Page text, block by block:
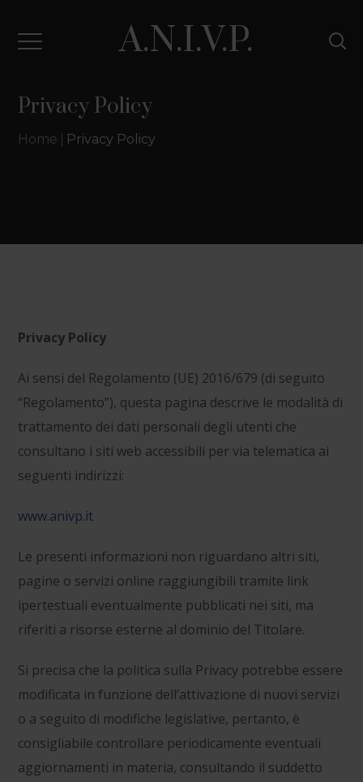
A.N.I.V.P.
Privacy Policy
Home Privacy Policy
Privacy Policy
Ai sensi del Regolamento (UE) 2016/679 (di seguito
“Regolamento”), questa pagina descrive le modalità di
trattamento dei dati personali degli utenti che
consultano i siti web accessibili per via telematica ai
seguenti indirizzi:
www.anivp.it
Le presenti informazioni non riguardano altri siti,
pagine o servizi online raggiungibili tramite link
ipertestuali eventualmente pubblicati nei siti, ma
riferiti a risorse esterne al dominio del Titolare.
Si precisa che la politica sulla Privacy potrebbe essere
modificata in funzione dell’attivazione di nuovi servizi
o a seguito di modifiche legislative, pertanto, è
consigliabile controllare periodicamente eventuali
aggiornamenti in materia, consultando il suddetto